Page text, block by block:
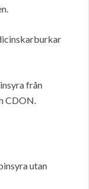
från
CDON.
utan